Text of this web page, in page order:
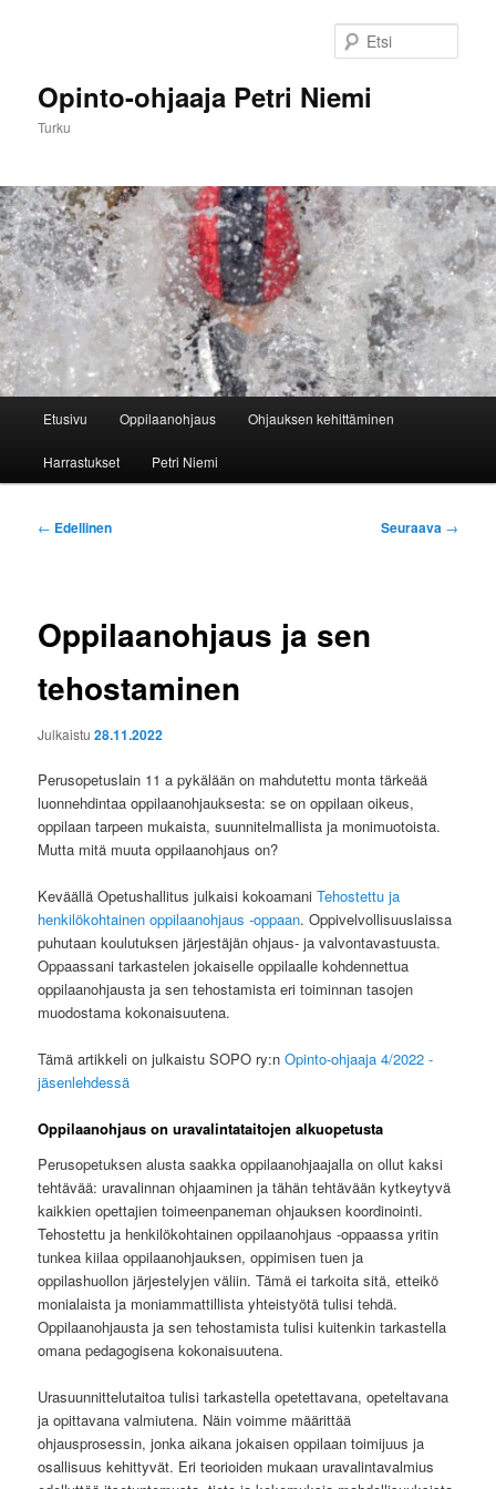
Opinto-ohjaaja Petri Niemi
Turku
Etusivu Oppilaanohjaus Ohjauksen kehittäminen
Harrastukset Petri Niemi
Artikkelien
← Edellinen Seuraava →
Oppilaanohjaus ja sen
tehostaminen
Julkaistu28.11.2022
Perusopetuslain 11 a pykälään on mahdutettu monta tärkeää
luonnehdintaa oppilaanohjauksesta: se on oppilaan oikeus,
oppilaan tarpeen mukaista, suunnitelmallista ja monimuotoista.
Mutta mitä muuta oppilaanohjaus on?
Keväällä Opetushallitus julkaisi kokoamaniTehostettu ja
henkilökohtainen oppilaanohjaus -oppaan. Oppivelvollisuuslaissa
puhutaan koulutuksen järjestäjän ohjaus- ja valvontavastuusta.
Oppaassani tarkastelen jokaiselle oppilaalle kohdennettua
oppilaanohjausta ja sen tehostamista eri toiminnan tasojen
muodostama kokonaisuutena.
Tämä artikkeli on julkaistu SOPO ry:nOpinto-ohjaaja 4/2022 -
jäsenlehdessä
Oppilaanohjaus on uravalintataitojen alkuopetusta
Perusopetuksen alusta saakka oppilaanohjaajalla on ollut kaksi
tehtävää: uravalinnan ohjaaminen ja tähän tehtävään kytkeytyvä
kaikkien opettajien toimeenpaneman ohjauksen koordinointi.
Tehostettu ja henkilökohtainen oppilaanohjaus -oppaassa yritin
tunkea kiilaa oppilaanohjauksen, oppimisen tuen ja
oppilashuollon järjestelyjen väliin. Tämä ei tarkoita sitä, etteikö
monialaista ja moniammattillista yhteistyötä tulisi tehdä.
Oppilaanohjausta ja sen tehostamista tulisi kuitenkin tarkastella
omana pedagogisena kokonaisuutena.
Urasuunnittelutaitoa tulisi tarkastella opetettavana, opeteltavana
ja opittavana valmiutena. Näin voimme määrittää
ohjausprosessin, jonka aikana jokaisen oppilaan toimijuus ja
osallisuus kehittyvät. Eri teorioiden mukaan uravalintavalmius